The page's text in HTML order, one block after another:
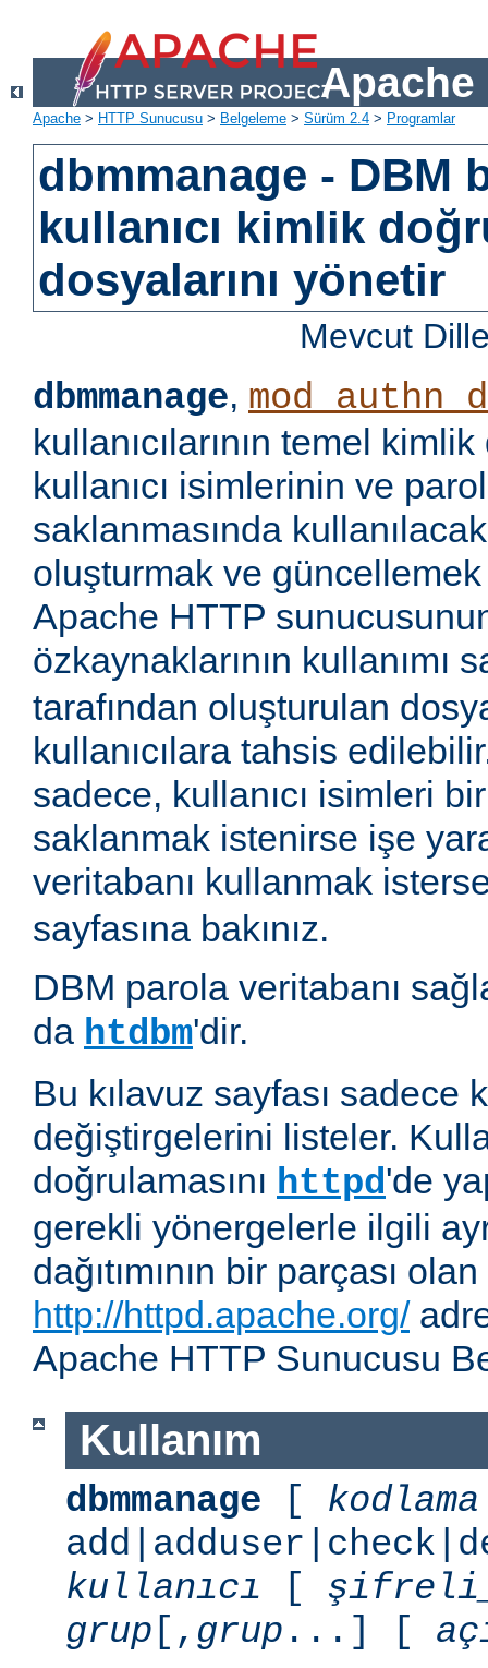
Apache
Apache > HTTP Sunucusu > Belgeleme > Sürüm 2.4 > Programlar
dbmmanage - DBM
kullanıcı kimlik
dosyalarını yönetir
Mevcut
dbmmanage,
kullanıcılarının temel
kullanıcı isimlerinin ve
saklanmasında
oluşturmak ve güncellemek
Apache HTTP
özkaynaklarının kullanımı
tarafından oluşturulan
kullanıcılara tahsis
sadece, kullanıcı isimleri
saklanmak istenirse işe
veritabanı kullanmak
sayfasına bakınız.
DBM parola veritabanı
da htdbm'dir.
Bu kılavuz sayfası sadece
değiştirgelerini listeler.
doğrulamasını httpd'de
gerekli yönergelerle ilgili
dağıtımının bir parçası
http://httpd.apache.org/
Apache HTTP Sunucusu
Kullanım
dbmmanage [ kodlama
kullanıcı [
grup [, grup ...] [